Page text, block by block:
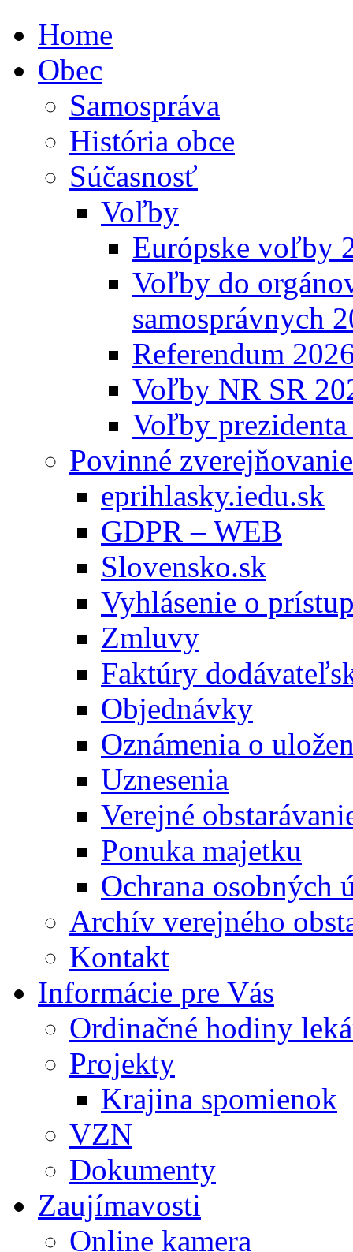
Home
Obec
Samospráva
História obce
Súčasnosť
Voľby
Európske voľby
Voľby do
samosprávnych
Referendum
Voľby NR SR
Voľby
Povinné zverejňovanie
eprihlasky.iedu.sk
GDPR – WEB
Slovensko.sk
Vyhlásenie o
Zmluvy
Faktúry
Objednávky
Oznámenia o
Uznesenia
Verejné
Ponuka majetku
Ochrana osobných
Archív verejného
Kontakt
Informácie pre Vás
Ordinačné hodiny
Projekty
Krajina spomienok
VZN
Dokumenty
Zaujímavosti
Online kamera